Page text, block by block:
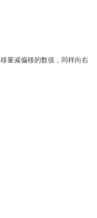
量减偏移的数值，同样向右